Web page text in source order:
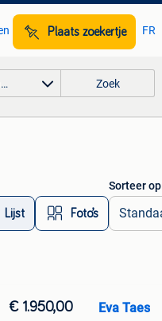
Plaats zoekertje FR
Zoek
Lijst Foto’s
Sorteer op
€ 1.950,00 Eva Taes